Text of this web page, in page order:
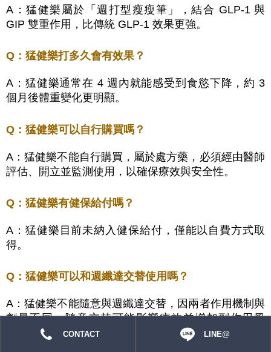
CONTACT LINE@
A： 猛健樂屬於「週打型瘦瘦筆」，結合 GLP-1 與
GIP 雙重作用，比傳統 GLP-1 效果更強。
Q：猛健樂打多久會有效果？
A：猛健樂通常在 4 週內就能感受到食慾下降，約 3
個月後體重變化更明顯。
Q：猛健樂可以自行購買嗎？
A：猛健樂不能自行購買，屬於處方藥，必須經由醫師
評估、開立並監測使用，以確保療效與安全性。
Q：猛健樂有健保給付嗎？
A：猛健樂目前未納入健保給付，僅能以自費方式取
得。
Q：猛健樂可以和週纖達交替使用嗎？
A：猛健樂不能隨意與週纖達交替，因兩者作用機制與
劑量不同，隨意交替可能影響療效並增加副作用風
險，需經醫師評估後再切換。